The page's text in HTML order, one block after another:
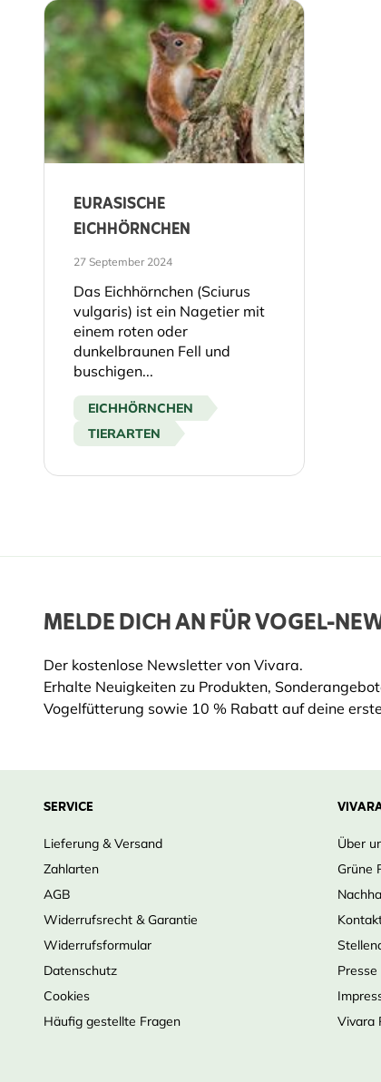
EURASISCHE
EICHHÖRNCHEN
27 September 2024
Das Eichhörnchen (Sciurus
vulgaris) ist ein Nagetier mit
einem roten oder
dunkelbraunen Fell und
buschigen...
EICHHÖRNCHEN
TIERARTEN
MELDE DICH AN FÜR VOGEL-
Der kostenlose Newsletter von Vivara.
Erhalte Neuigkeiten zu Produkten,
Vogelfütterung sowie 10 % Rabatt auf deine
SERVICE
Lieferung & Versand
Zahlarten
AGB
Widerrufsrecht & Garantie
Widerrufsformular
Datenschutz
Cookies
Häufig gestellte Fragen
Über
Grüne
Presse
Vivara